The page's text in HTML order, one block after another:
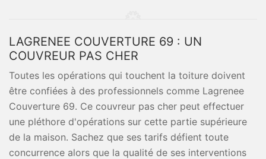
LAGRENEE COUVERTURE 69 : UN
COUVREUR PAS CHER
Toutes les opérations qui touchent la toiture doivent
être confiées à des professionnels comme Lagrenee
Couverture 69. Ce couvreur pas cher peut effectuer
une pléthore d'opérations sur cette partie supérieure
de la maison. Sachez que ses tarifs défient toute
concurrence alors que la qualité de ses interventions